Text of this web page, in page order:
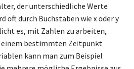
der unterschiedliche Werte
oft durch Buchstaben wie x oder y
es, mit Zahlen zu arbeiten,
einem bestimmten Zeitpunkt
kann man zum Beispiel